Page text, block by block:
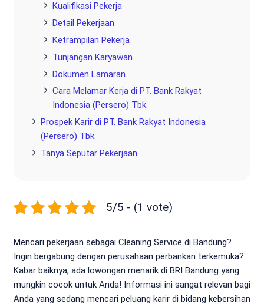
Kualifikasi Pekerja
Detail Pekerjaan
Ketrampilan Pekerja
Tunjangan Karyawan
Dokumen Lamaran
Cara Melamar Kerja di PT. Bank Rakyat
Indonesia (Persero) Tbk.
Prospek Karir di PT. Bank Rakyat Indonesia
(Persero) Tbk.
Tanya Seputar Pekerjaan
5/5 - (1 vote)
Mencari pekerjaan sebagai Cleaning Service di Bandung?
Ingin bergabung dengan perusahaan perbankan terkemuka?
Kabar baiknya, ada lowongan menarik di BRI Bandung yang
mungkin cocok untuk Anda! Informasi ini sangat relevan bagi
Anda yang sedang mencari peluang karir di bidang kebersihan